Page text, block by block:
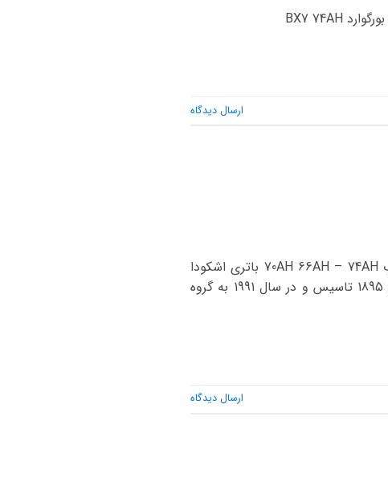
ارسال دیدگاه
نام خودرو باتری اصلی باتری جایگزین باتری اشکودا اوکتاویا پرو 55AH – باتری اشکودا سوپرب 70AH 66AH – 74AH باتری اشکودا
کاروک 70AH 66AH – 74AH اشکودا یک شرکت خودروسازی جمهوری چک می باشد که در سال 1895 تاسیس و در سال 1991 به گروه
ارسال دیدگاه